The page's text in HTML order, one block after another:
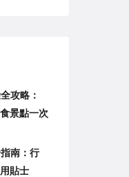
攻略：
景點一次
南：行
貼士